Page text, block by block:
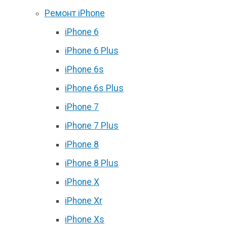
Ремонт iPhone
iPhone 6
iPhone 6 Plus
iPhone 6s
iPhone 6s Plus
iPhone 7
iPhone 7 Plus
iPhone 8
iPhone 8 Plus
iPhone X
iPhone Xr
iPhone Xs